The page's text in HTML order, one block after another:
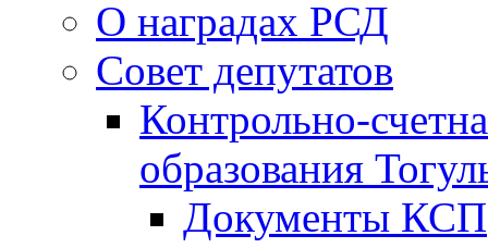
О наградах РСД
Совет депутатов
Контрольно-
образования
Документы КСП